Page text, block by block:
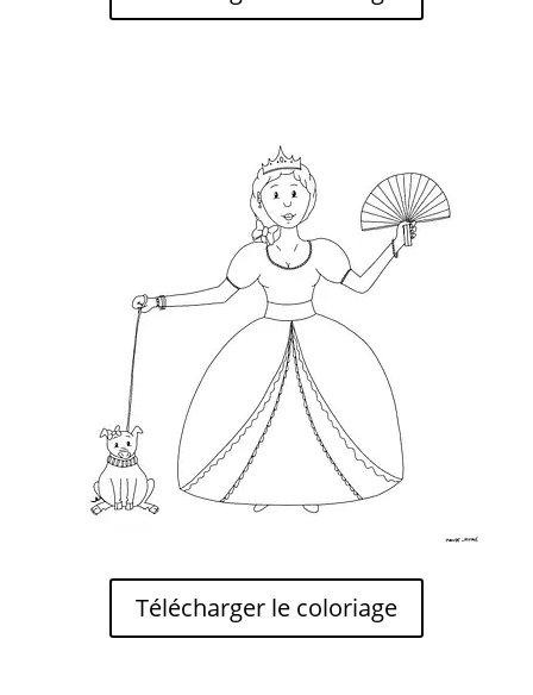
Télécharger le coloriage